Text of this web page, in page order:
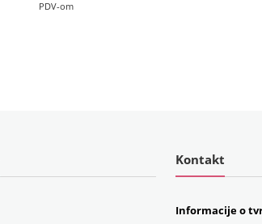
PDV-om
Kontakt
Informacije o